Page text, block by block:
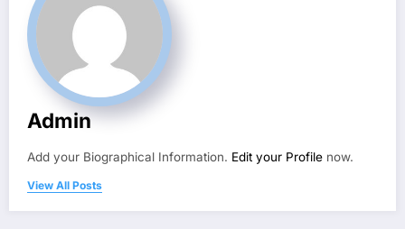
Admin
Add your Biographical Information. Edit your Profile now.
View All Posts